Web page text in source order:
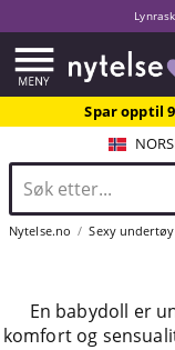
Spar opptil
Nytelse.no Sexy
En babydoll er
komfort og